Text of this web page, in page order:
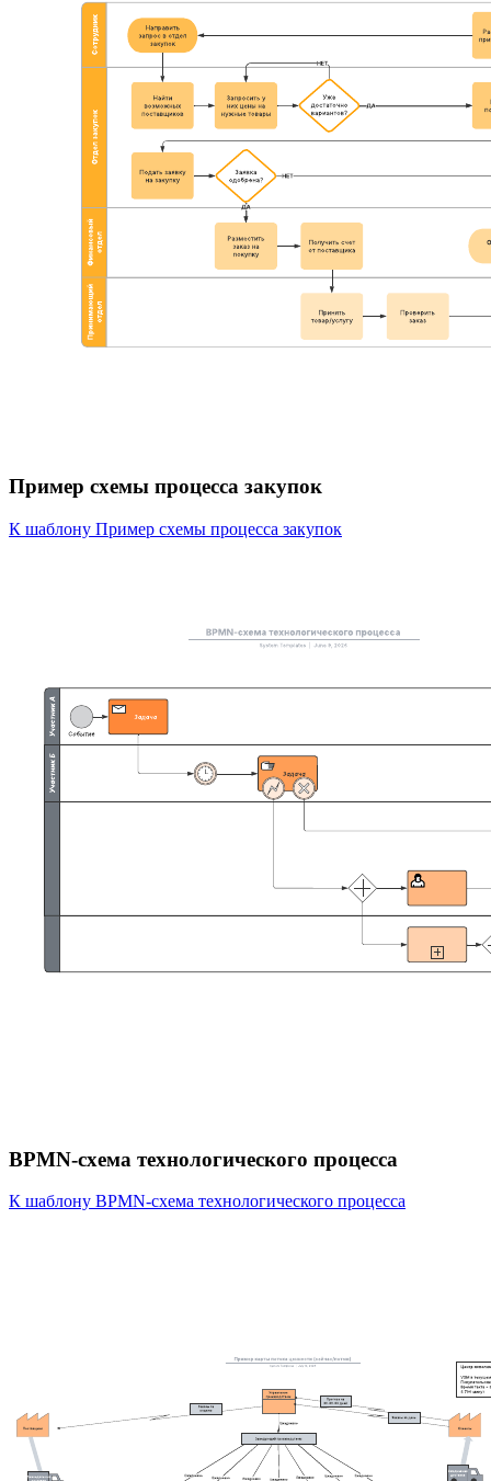
Пример схемы процесса закупок
К шаблону Пример схемы процесса закупок
BPMN-схема технологического процесса
К шаблону BPMN-схема технологического процесса